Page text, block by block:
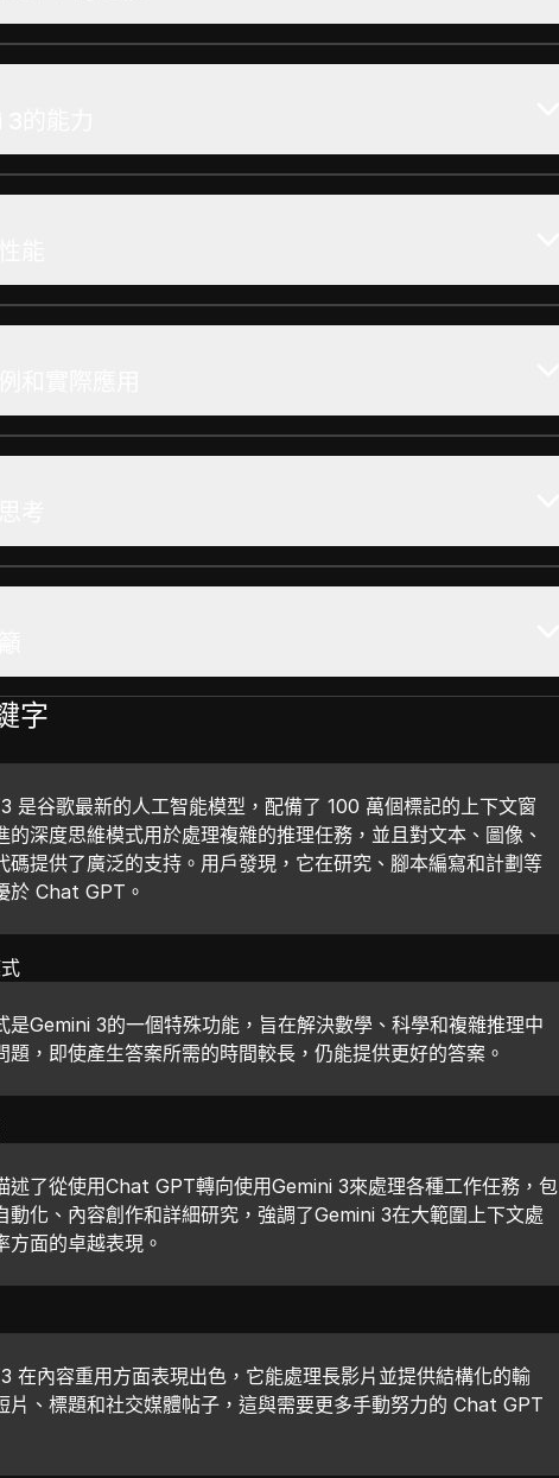
字
是谷歌最新的人工智能模型，配備了 100 萬個標記的上下文窗
的深度思維模式用於處理複雜的推理任務，並且對文本、圖像、
碼提供了廣泛的支持。用戶發現，它在研究、腳本編寫和計劃等
於 Chat GPT。
是Gemini 3的一個特殊功能，旨在解決數學、科學和複雜推理中
題，即使產生答案所需的時間較長，仍能提供更好的答案。
述了從使用Chat GPT轉向使用Gemini 3來處理各種工作任務，包
動化、內容創作和詳細研究，強調了Gemini 3在大範圍上下文處
方面的卓越表現。
在內容重用方面表現出色，它能處理長影片並提供結構化的輸
片、標題和社交媒體帖子，這與需要更多手動努力的 Chat GPT